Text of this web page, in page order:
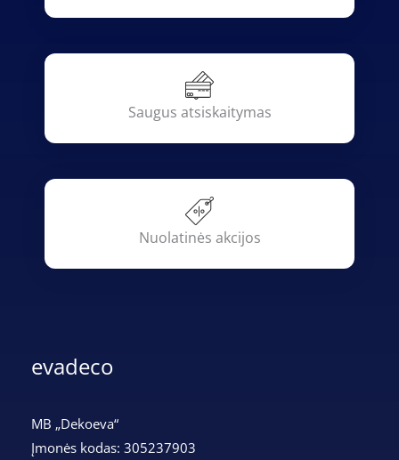
Saugus atsiskaitymas
Nuolatinės akcijos
evadeco
MB „Dekoeva“
Įmonės kodas: 305237903